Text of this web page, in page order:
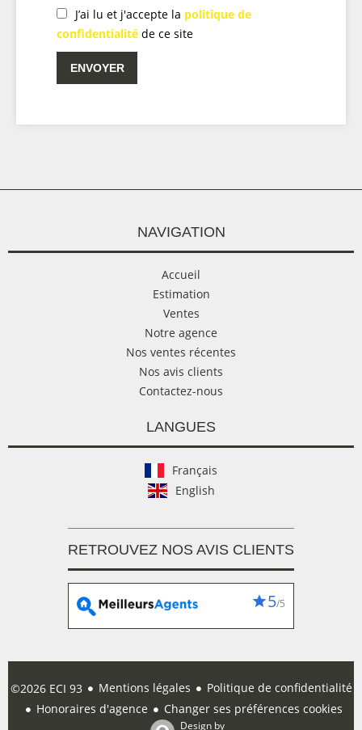
J’ai lu et j'accepte la politique de
confidentialité de ce site
ENVOYER
NAVIGATION
Accueil
Estimation
Ventes
Notre agence
Nos ventes récentes
Nos avis clients
Contactez-nous
LANGUES
Français
English
RETROUVEZ NOS AVIS CLIENTS
5/5
©2026 ECI 93 Mentions légales
Politique de confidentialité
Honoraires d'agence
Changer ses préférences cookies
Design by